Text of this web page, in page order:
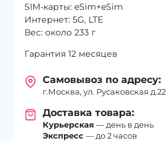
SIM-карты: eSim+eSim
Интернет: 5G, LTE
Вес: около 233 г
Гарантия 12 месяцев
Самовывоз по адресу:
г.Москва, ул. Русаковская
Доставка товара:
Курьерская — день в день
Экспресс — до 2 часов